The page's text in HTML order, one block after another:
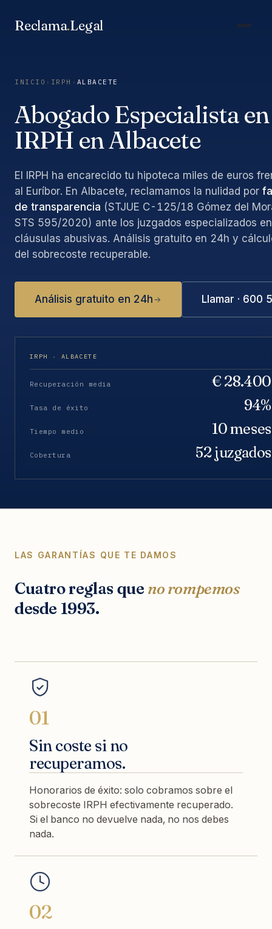
Reclama.Legal
INICIO › IRPH › ALBACETE
Abogado Especialista en
IRPH en Albacete
El IRPH ha encarecido tu hipoteca miles de euros
al Euríbor. En Albacete, reclamamos la nulidad por
de transparencia (STJUE C-125/18 Gómez del
STS 595/2020) ante los juzgados especializados en
cláusulas abusivas. Análisis gratuito en 24h y
del sobrecoste recuperable.
Análisis gratuito en 24h Llamar · 600
IRPH · ALBACETE
Recuperación media € 28.400
Tasa de éxito 94%
Tiempo medio 10 meses
Cobertura 52 juzgados
LAS GARANTÍAS QUE TE DAMOS
Cuatro reglas que no rompemos
desde 1993.
01
Sin coste si no
recuperamos.
Honorarios de éxito: solo cobramos sobre el
sobrecoste IRPH efectivamente recuperado.
Si el banco no devuelve nada, no nos debes
nada.
02